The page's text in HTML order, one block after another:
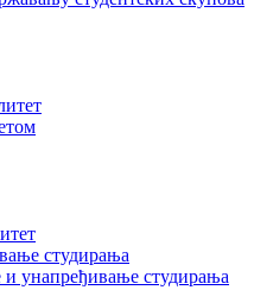
студирања
унапређивање студирања